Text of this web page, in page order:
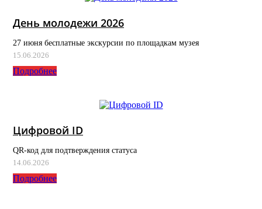
День молодежи 2026
27 июня бесплатные экскурсии по площадкам музея
15.06.2026
Подробнее
Цифровой ID
QR-код для подтверждения статуса
14.06.2026
Подробнее